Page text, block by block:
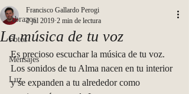
Abrazos
Fotos
Mensajes
Luz
La música de tu voz
Francisco Gallardo Perogi
2 jul 2019 2 min de lectura
Es precioso escuchar la música de tu voz.
Los sonidos de tu Alma nacen en tu interior
y se expanden a tu alrededor como